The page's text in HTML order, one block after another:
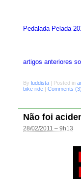
Pedalada Pelada
artigos anteriores
By luddista | Posted in
bike ride | Comments
Não foi
28/02/2011 – 9h13